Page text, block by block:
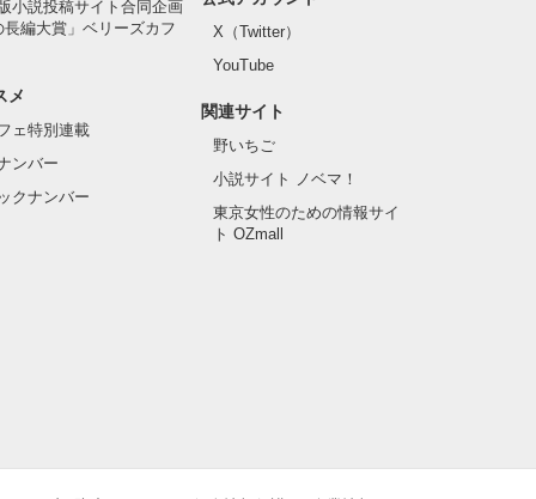
小説投稿サイト合同企画
長編大賞」ベリーズカフ
メ
ェ特別連載
ンバー
クナンバー
X（Twitter）
YouTube
関連サイト
野いちご
小説サイト ノベマ！
東京女性のための情報サイ
ト OZmall